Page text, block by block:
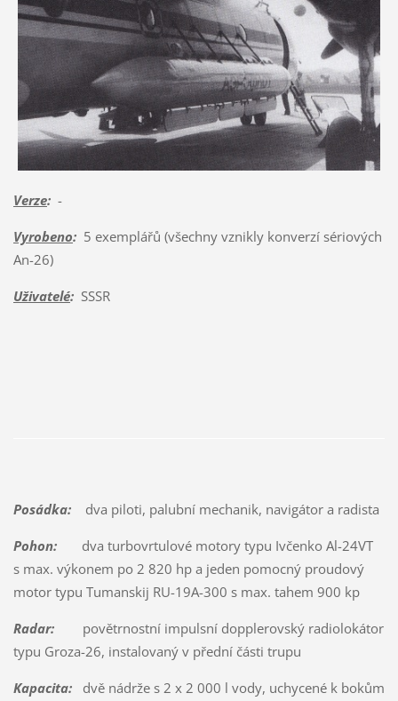
Verze:-
Vyrobeno:5 exemplářů (všechny vznikly konverzí sériových
An-26)
Uživatelé:SSSR
Posádka:dva piloti, palubní mechanik, navigátor a radista
Pohon:dva turbovrtulové motory typu Ivčenko Al-24VT
s max. výkonem po 2 820 hp a jeden pomocný proudový
motor typu Tumanskij RU-19A-300 s max. tahem 900 kp
Radar:povětrnostní impulsní dopplerovský radiolokátor
typu Groza-26, instalovaný v přední části trupu
Kapacita:dvě nádrže s 2 x 2 000 l vody, uchycené k bokům